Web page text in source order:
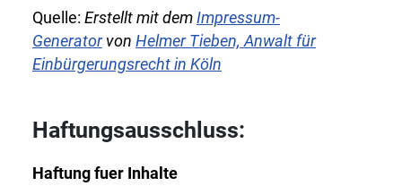
Quelle: Erstellt mit dem Impressum-
Generatorvon Helmer Tieben, Anwalt für
Einbürgerungsrecht in Köln
Haftungsausschluss:
Haftung fuer Inhalte